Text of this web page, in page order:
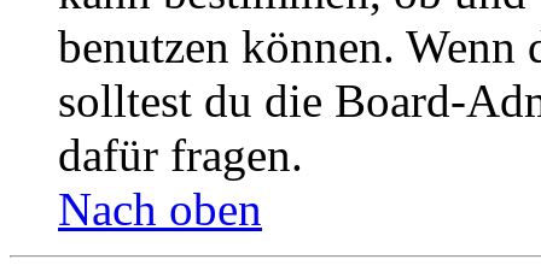
benutzen können. Wenn
solltest du die Board-
dafür fragen.
Nach oben